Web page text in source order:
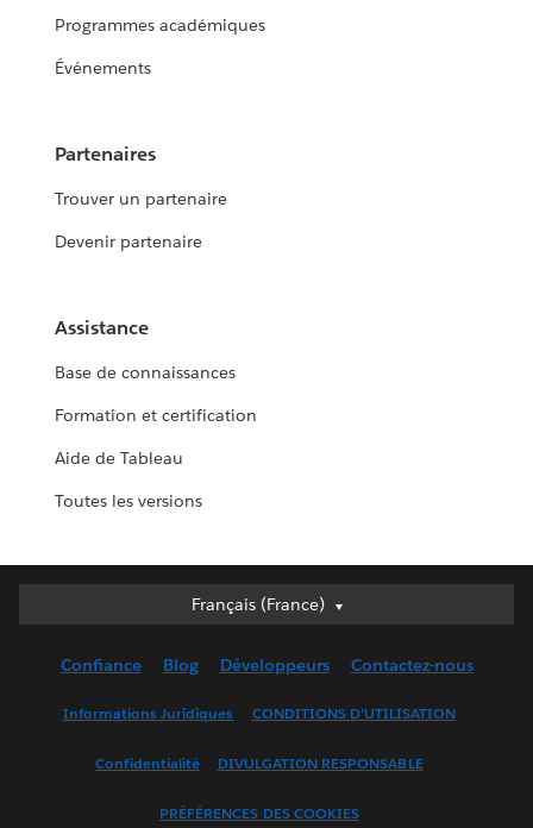
Programmes académiques
Événements
Partenaires
Trouver un partenaire
Devenir partenaire
Assistance
Base de connaissances
Formation et certification
Aide de Tableau
Toutes les versions
Français (France)
Français (France)
English (UK)
Français (Canada)
Confiance Blog Développeurs Contactez-nous
Informations Juridiques CONDITIONS D'UTILISATION
Confidentialité DIVULGATION RESPONSABLE
PRÉFÉRENCES DES COOKIES